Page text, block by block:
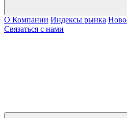
О Компании Индексы рынка
Связаться с нами